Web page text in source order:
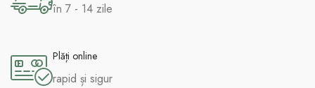
în 7 - 14 zile
Plăți online
rapid și sigur